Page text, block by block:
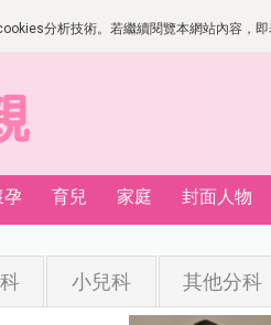
分析技術。若繼續閱覽本網站內容，
孕 育兒 家庭 封面人物
小兒科 其他分科